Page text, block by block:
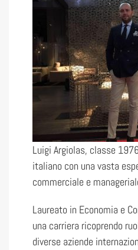
Luigi Argiolas, classe
italiano con una vasta
commerciale e
Laureato in Economia e
una carriera ricoprendo
diverse aziende